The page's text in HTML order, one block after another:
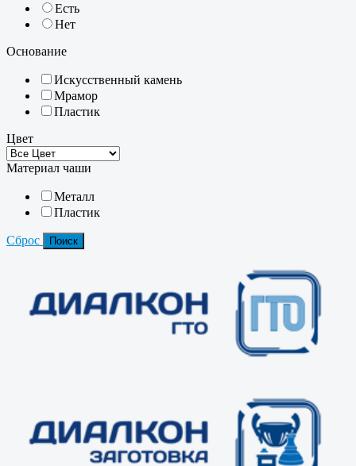
Есть
Нет
Основание
Искусственный камень
Мрамор
Пластик
Цвет
Материал чаши
Металл
Пластик
Сброс